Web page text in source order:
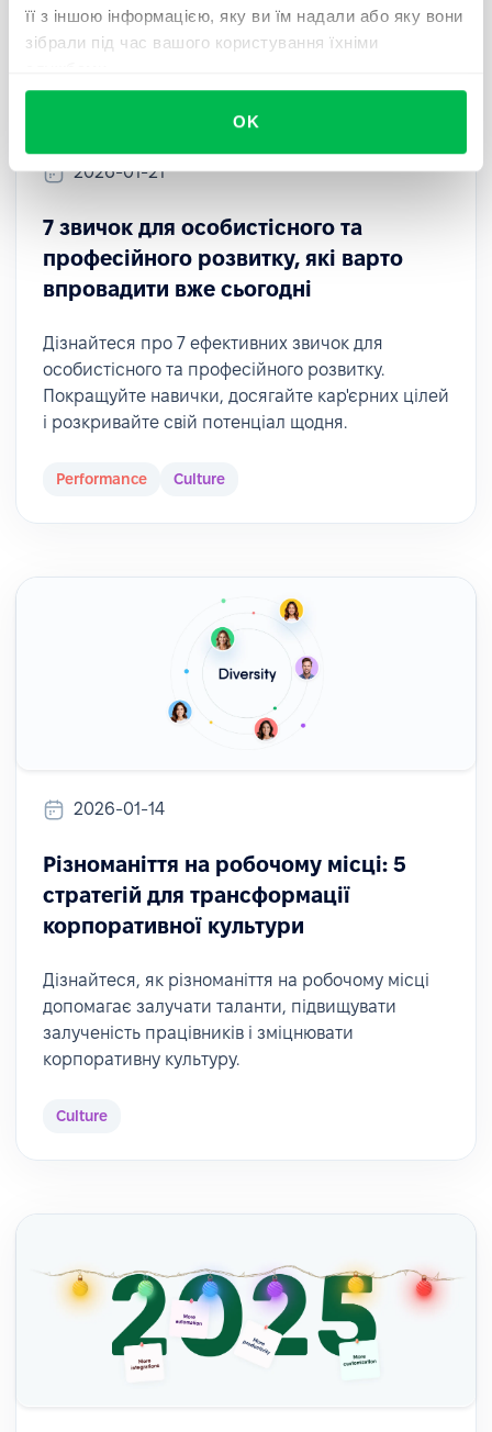
її з іншою інформацією, яку ви їм надали або яку вони
зібрали під час вашого користування їхніми
OK
2026-01-21
7 звичок для особистісного та
професійного розвитку, які варто
впровадити вже сьогодні
Дізнайтеся про 7 ефективних звичок для
особистісного та професійного розвитку.
Покращуйте навички, досягайте кар'єрних цілей
і розкривайте свій потенціал щодня.
Performance Culture
2026-01-14
Різноманіття на робочому місці: 5
стратегій для трансформації
корпоративної культури
Дізнайтеся, як різноманіття на робочому місці
допомагає залучати таланти, підвищувати
залученість працівників і зміцнювати
корпоративну культуру.
Culture